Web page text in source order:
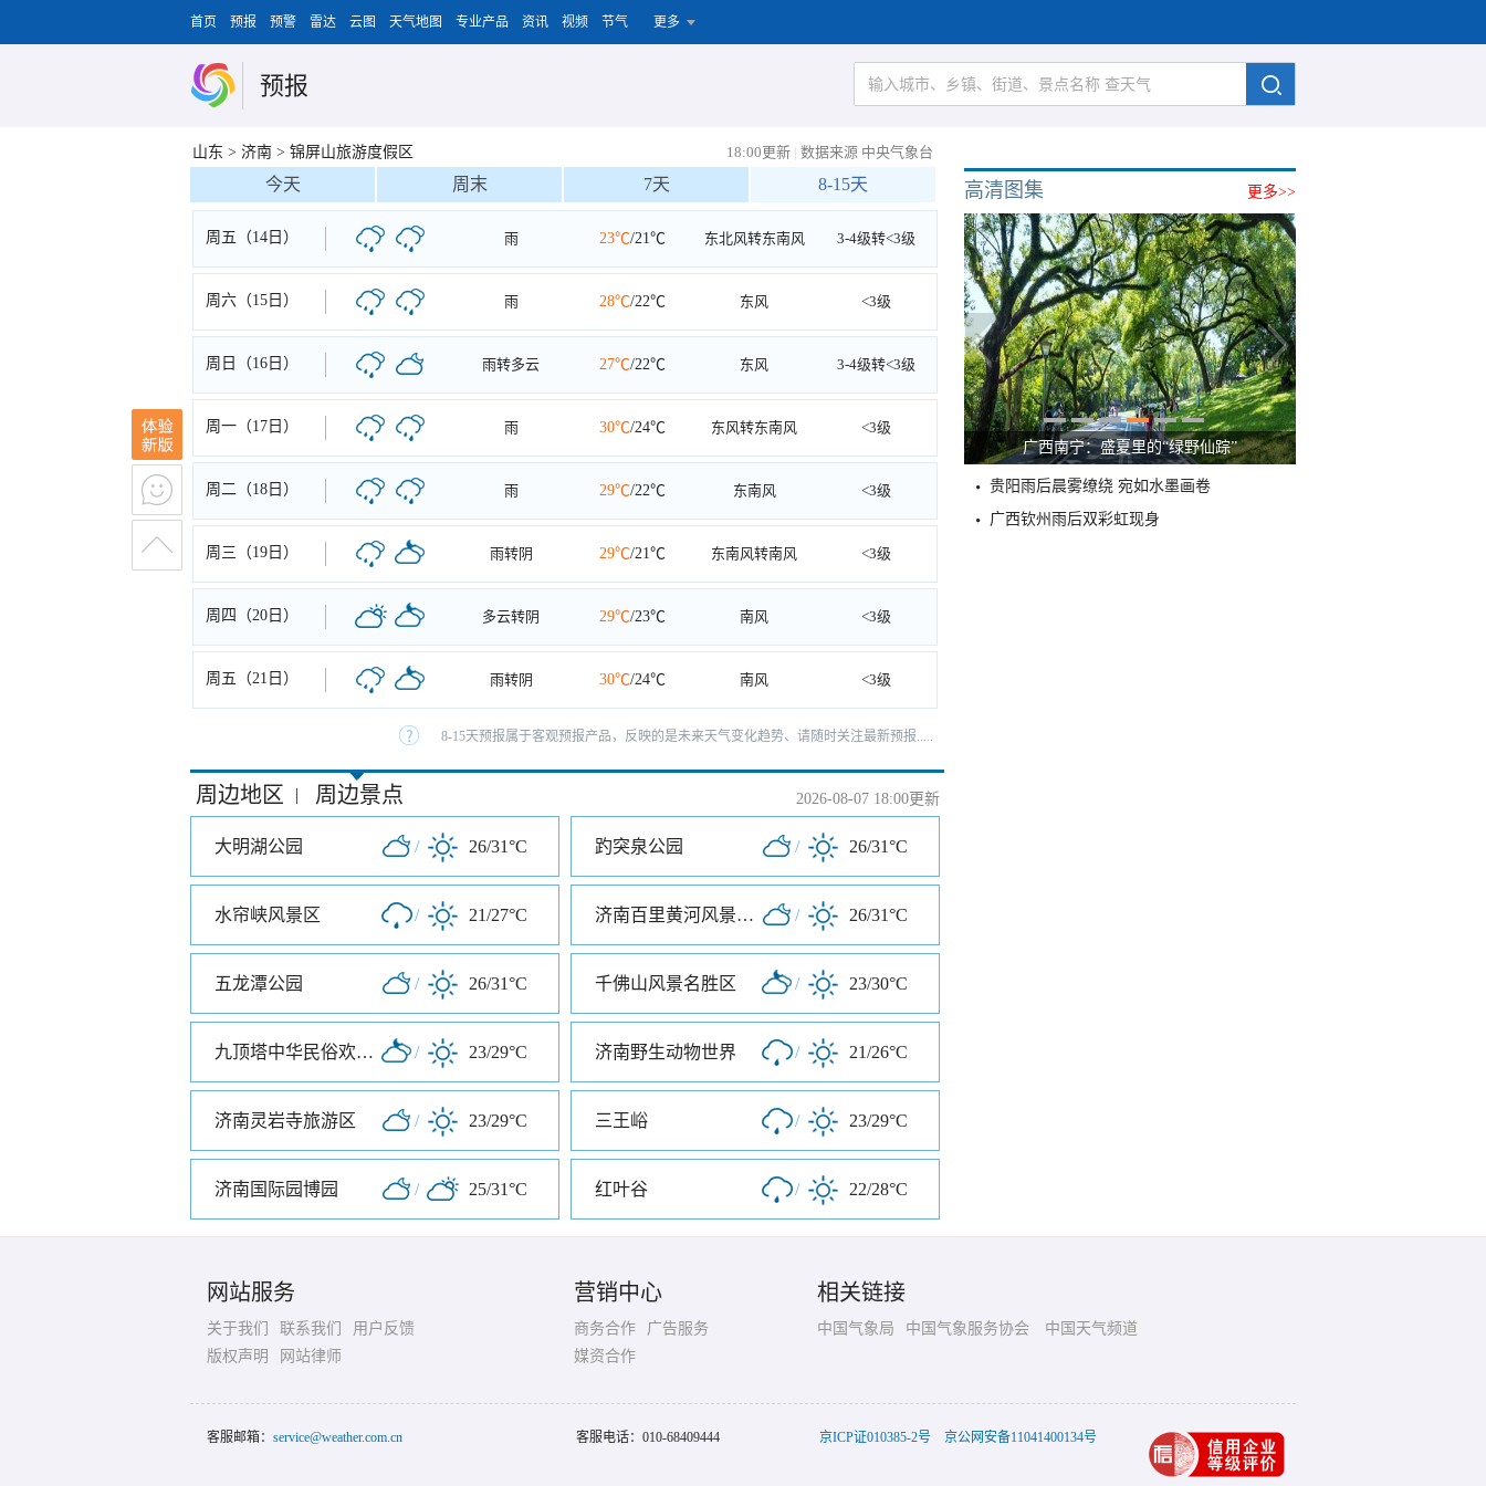
首页 预报 预警 雷达 云图 天气地图 专业产品 资讯 视频 节气 更多
预报
山东 > 济南 > 锦屏山旅游度假区 18:00更新 | 数据来源 中央气象台
今天 周末 7天 8-15天
周五（14日） 雨 23℃/21℃ 东北风转东南风 3-4级转<3级
周六（15日） 雨 28℃/22℃ 东风 <3级
周日（16日） 雨转多云 27℃/22℃ 东风 3-4级转<3级
周一（17日） 雨 30℃/24℃ 东风转东南风 <3级
周二（18日） 雨 29℃/22℃ 东南风 <3级
周三（19日） 雨转阴 29℃/21℃ 东南风转南风 <3级
周四（20日） 多云转阴 29℃/23℃ 南风 <3级
周五（21日） 雨转阴 30℃/24℃ 南风 <3级
8-15天预报属于客观预报产品，反映的是未来天气变化趋势、请随时关注最新预报.....
周边地区 | 周边景点 2026-08-07 18:00更新
大明湖公园 / 26/31°C 趵突泉公园 / 26/31°C
水帘峡风景区 / 21/27°C 济南百里黄河风景区东区 / 26/31°C
五龙潭公园 / 26/31°C 千佛山风景名胜区 / 23/30°C
九顶塔中华民俗欢乐园 / 23/29°C 济南野生动物世界 / 21/26°C
济南灵岩寺旅游区 / 23/29°C 三王峪 / 23/29°C
济南国际园博园 / 25/31°C 红叶谷 / 22/28°C
更多>>
高清图集
广西南宁：盛夏里的“绿野仙踪”
贵阳雨后晨雾缭绕 宛如水墨画卷
广西钦州雨后双彩虹现身
网站服务
关于我们 联系我们
用户反馈
版权声明
网站律师
营销中心
商务合作
广告服务
媒资合作
相关链接
中国气象局 中国气象服务协会 中国天气频道
客服邮箱： service@weather.com.cn 客服电话： 010-68409444 京ICP证010385-2号 京公网安备11041400134号